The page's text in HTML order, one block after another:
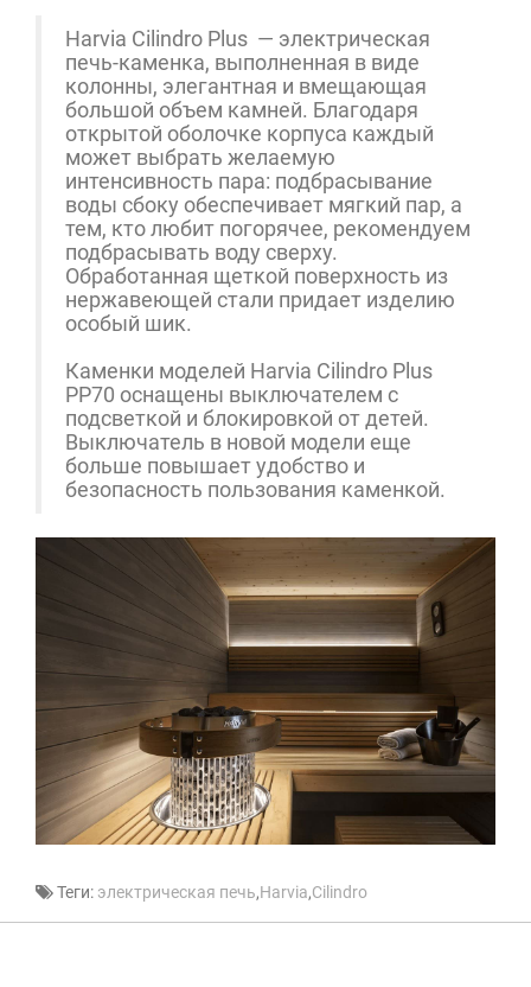
Harvia Cilindro Plus — электрическая
печь-каменка, выполненная в виде
колонны, элегантная и вмещающая
большой объем камней. Благодаря
открытой оболочке корпуса каждый
может выбрать желаемую
интенсивность пара: подбрасывание
воды сбоку обеспечивает мягкий пар, а
тем, кто любит погорячее, рекомендуем
подбрасывать воду сверху.
Обработанная щеткой поверхность из
нержавеющей стали придает изделию
особый шик.
Каменки моделей Harvia Cilindro Plus
PP70 оснащены выключателем с
подсветкой и блокировкой от детей.
Выключатель в новой модели еще
больше повышает удобство и
безопасность пользования каменкой.
Теги: электрическая печь,Harvia,Cilindro